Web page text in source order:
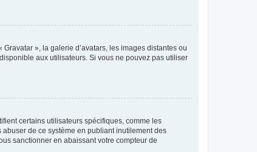
», la galerie d’avatars, les images distantes ou
aux utilisateurs. Si vous ne pouvez pas utiliser
certains utilisateurs spécifiques, comme les
de ce système en publiant inutilement des
sanctionner en abaissant votre compteur de